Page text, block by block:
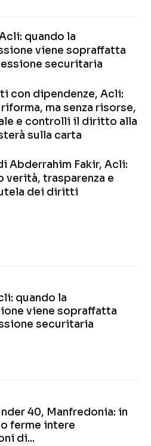
quando la
viene sopraffatta
securitaria
con dipendenze, Acli:
riforma, ma senza risorse,
e controlli il diritto alla
sulla carta
Abderrahim Fakir, Acli:
verità, trasparenza e
dei diritti
quando la
viene sopraffatta
securitaria
40, Manfredonia: in
ferme intere
di...